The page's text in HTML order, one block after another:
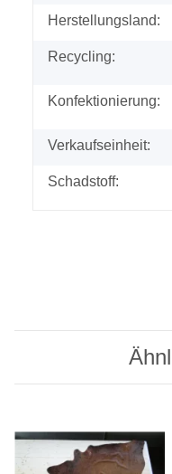
Herstellungsland:
Recycling:
Konfektionierung:
Verkaufseinheit:
Schadstoff: